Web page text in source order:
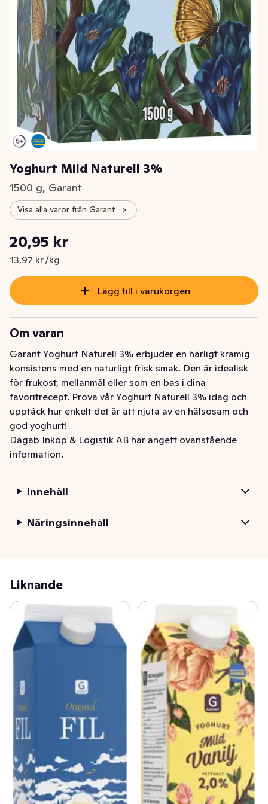
Yoghurt Mild Naturell 3%
1500 g, Garant
Visa alla varor från Garant
Nuvarande pris är: 20,95 kr
20,95 kr
13,97 kr /kg
Styckpris: 13,97 kr /kg
Lägg till i varukorgen
Om varan
Garant Yoghurt Naturell 3% erbjuder en härligt krämig
konsistens med en naturligt frisk smak. Den är idealisk
för frukost, mellanmål eller som en bas i dina
favoritrecept. Prova vår Yoghurt Naturell 3% idag och
upptäck hur enkelt det är att njuta av en hälsosam och
god yoghurt!
Dagab Inköp & Logistik AB har angett ovanstående
information.
Innehåll
Näringsinnehåll
Liknande